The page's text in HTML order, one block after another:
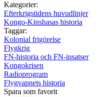
Kategorier:
Efterkrigstidens huvudlinjer
Kongo-Kinshasas historia
Taggar:
Kolonial frigörelse
Flygkrig
FN-historia och FN-insatser
Kongokrisen
Radioprogram
Flygvapnets historia
Spara som favorit